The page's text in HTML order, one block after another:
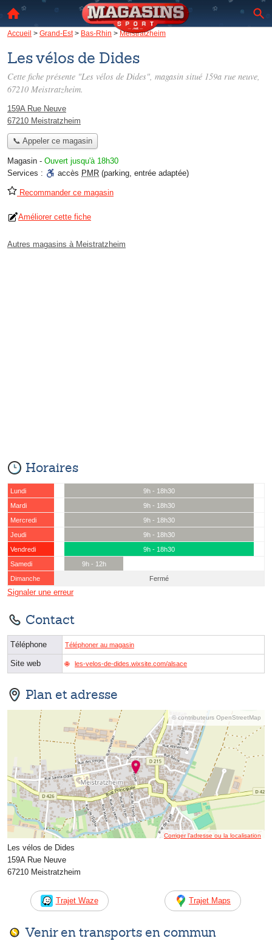
Accueil > Grand-Est> Bas-Rhin > Meistratzheim
Les vélos de Dides
Cette fiche présente "Les vélos de Dides", magasin situé 159a rue neuve,
67210 Meistratzheim.
159A Rue Neuve
67210 Meistratzheim
📞 Appeler ce magasin
Magasin - Ouvert jusqu'à 18h30
Services :
accès PMR (parking, entrée adaptée)
Recommander ce magasin
Améliorer cette fiche
Autres magasins à Meistratzheim
Horaires
Lundi
9h - 18h30
Mardi
9h - 18h30
Mercredi
9h - 18h30
Jeudi
9h - 18h30
Vendredi
9h - 18h30
Samedi
9h - 12h
Dimanche
Fermé
Signaler une erreur
Contact
Téléphone Téléphoner au magasin
Site web les-velos-de-dides.wixsite.com/alsace
Plan et adresse
© contributeurs OpenStreetMap
Corriger l’adresse ou la localisation
Les vélos de Dides
159A Rue Neuve
67210 Meistratzheim
Trajet Waze Trajet Maps
Venir en transports en commun